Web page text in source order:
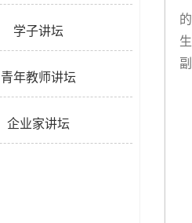
学子讲坛
青年教师讲坛
企业家讲坛